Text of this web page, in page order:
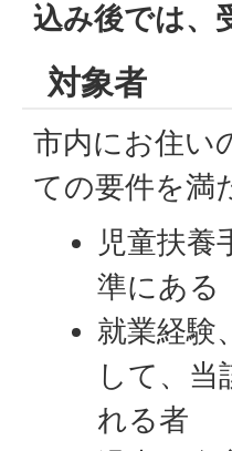
込み後では、
対象者
市内にお住い
ての要件を満
児童扶養
準にある
就業経験
して、当
れる者